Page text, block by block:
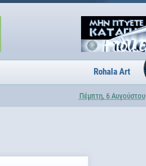
Rohala Art
Πέμπτη, 6 Αυγούστου